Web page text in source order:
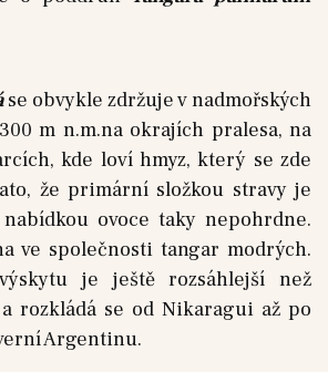
se obvykle zdržuje v nadmořských
m n.m.na okrajích pralesa, na
kde loví hmyz, který se zde
že primární složkou stravy je
ovoce taky nepohrdne.
ve společnosti tangar modrých.
je ještě rozsáhlejší než
rozkládá se od Nikaragui až po
Argentinu.